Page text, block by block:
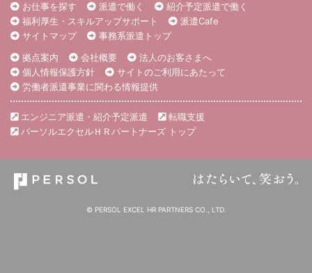
お仕事を探す 派遣で働く
紹介予定派遣で働く
福利厚生・スキルアップサポート
派遣Cafe
サイトマップ
事務系派遣トップ
拠点案内
会社概要
法人のお客さまへ
個人情報保護方針
サイトのご利用にあたって
労働者派遣事業に関わる情報提供
エンジニア派遣・紹介予定派遣
転職支援
パーソルエクセルＨＲパートナーズ トップ
© PERSOL EXCEL HR PARTNERS CO., LTD.